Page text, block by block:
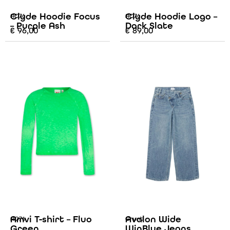
AO76
Clyde Hoodie Focus
– Purple Ash
€ 96,00
AO76
Clyde Hoodie Logo –
Dark Slate
€89,00
AO76
Amvi T-shirt – Fluo
Grunt
Avalon Wide